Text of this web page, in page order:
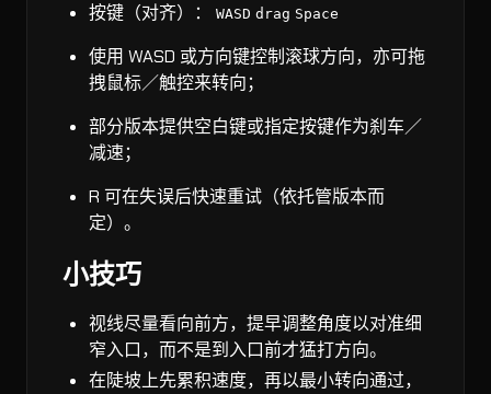
按键（对齐）： WASD drag Space
使用 WASD 或方向键控制滚球方向，亦可拖
拽鼠标／触控来转向；
部分版本提供空白键或指定按键作为刹车／
减速；
R 可在失误后快速重试（依托管版本而
定）。
小技巧
视线尽量看向前方，提早调整角度以对准细
窄入口，而不是到入口前才猛打方向。
在陡坡上先累积速度，再以最小转向通过，